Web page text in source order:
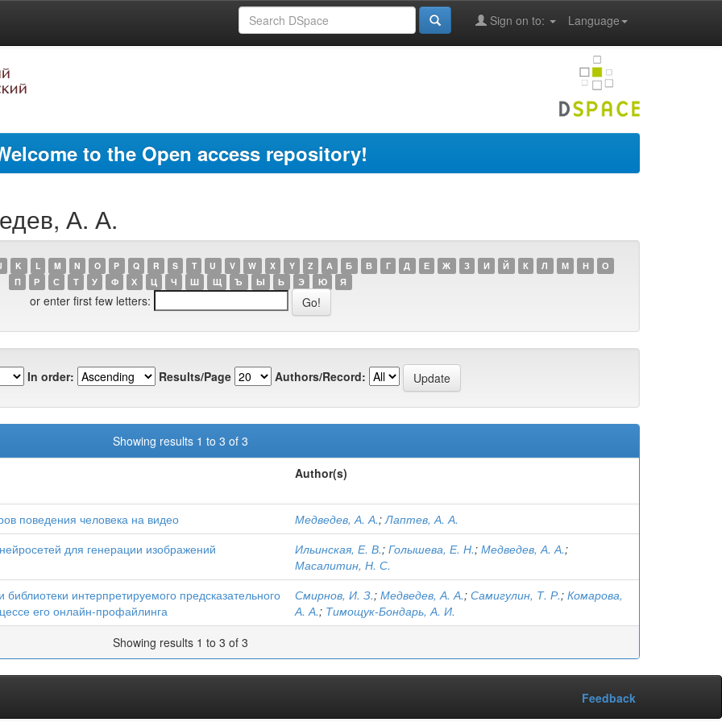
Language
Sign on to:
to the Open access repository!
А. А.
K L M N O P Q R S T U V W X Y Z А Б В Г Д Е Ж З И Й К Л М Н
О
П
Р С Т У Ф Х Ц Ч Ш Щ Ъ Ы Ь Э Ю Я
or enter first few letters:
In order: Results/Page Authors/Record:
Showing results 1 to 3 of 3
Author(s)
поведения человека на видео Медведев, А. А.;Лаптев, А. А.
для генерации изображений Ильинская, Е. В.; Голышева, Е. Н.; Медведев, А. А.;
Масалитин, Н. С.
интерпретируемого предсказательного
его онлайн-профайлинга
Смирнов, И. З.; Медведев, А. А.; Самигулин, Т. Р.; Комарова,
А. А.; Тимощук-Бондарь, А. И.
Showing results 1 to 3 of 3
Feedback